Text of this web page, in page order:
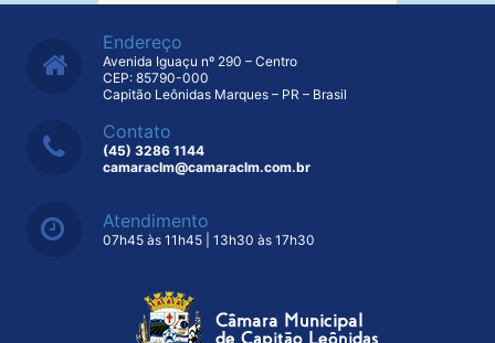
Endereço
Avenida Iguaçu nº 290 – Centro
CEP: 85790-000
Capitão Leônidas Marques – PR – Brasil
Contato
(45) 3286 1144
camaraclm@camaraclm.com.br
Atendimento
07h45 às 11h45 | 13h30 às 17h30